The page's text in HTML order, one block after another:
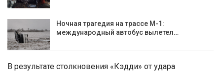
Ночная трагедия на трассе М-1:
международный автобус вылетел…
В результате столкновения «Кэдди» от удара